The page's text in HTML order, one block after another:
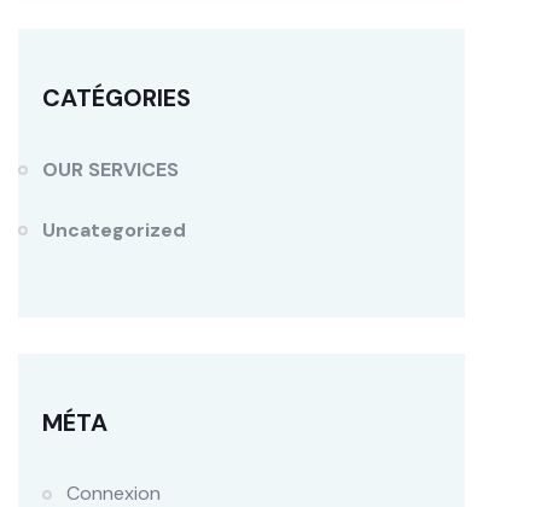
CATÉGORIES
OUR SERVICES
Uncategorized
MÉTA
Connexion